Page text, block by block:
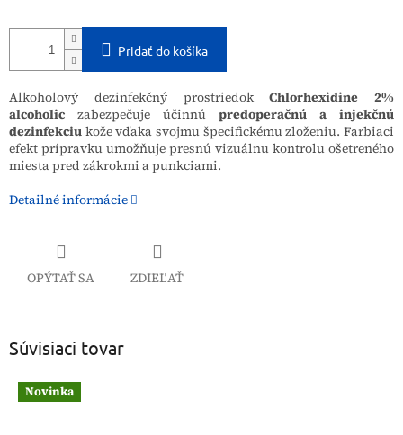
Pridať do košíka
Alkoholový dezinfekčný prostriedokChlorhexidine 2%
alcoholic zabezpečuje účinnú predoperačnú a injekčnú
dezinfekciu kože vďaka svojmu špecifickému zloženiu. Farbiaci
efekt prípravku umožňuje presnú vizuálnu kontrolu ošetreného
miesta pred zákrokmi a punkciami.
Detailné informácie
OPÝTAŤ SA ZDIEĽAŤ
Súvisiaci tovar
Novinka